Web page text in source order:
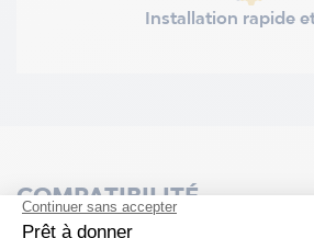
Installation rapide
COMPATIBILITÉ